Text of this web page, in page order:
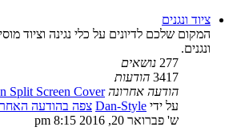
ציוד ונגנים
המקום שלכם לדיונים על כלי נגינה וציוד
ונגנים.
277 נושאים
3417 הודעות
הודעה אחרונה Split Screen Cover
על ידי Dan-Style צפה בהודעה
ש' פברואר 20, 2016 8:15 pm